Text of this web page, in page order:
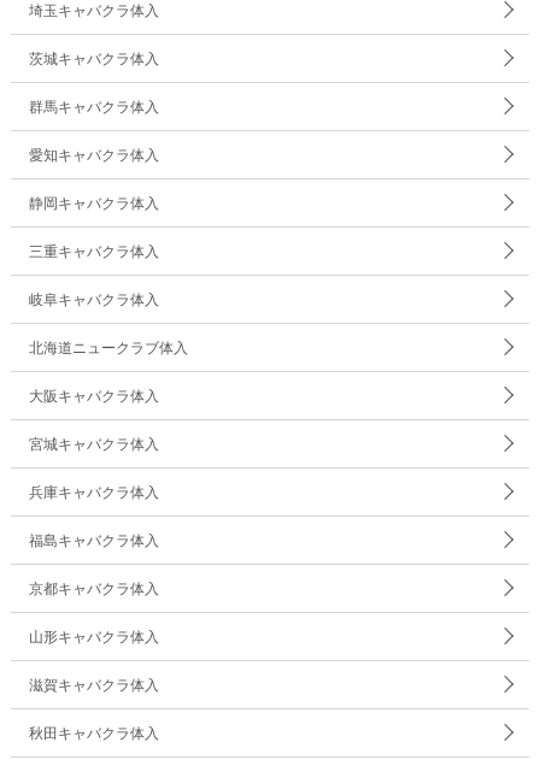
埼玉キャバクラ体入
茨城キャバクラ体入
群馬キャバクラ体入
愛知キャバクラ体入
静岡キャバクラ体入
三重キャバクラ体入
岐阜キャバクラ体入
北海道ニュークラブ体入
大阪キャバクラ体入
宮城キャバクラ体入
兵庫キャバクラ体入
福島キャバクラ体入
京都キャバクラ体入
山形キャバクラ体入
滋賀キャバクラ体入
秋田キャバクラ体入